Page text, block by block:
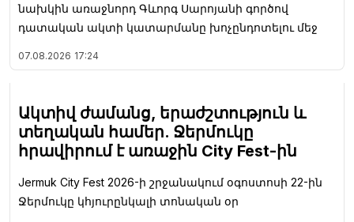
նախկին առաջնորդ Գևորգ Սարոյանի գործով
դատական ակտի կատարմանը խոչընդոտելու մեջ
07.08.2026 17:24
Ակտիվ ժամանց, երաժշտություն և
տեղական համեր. Ջերմուկը
հրավիրում է առաջին City Fest-ին
Jermuk City Fest 2026-ի շրջանակում օգոստոսի 22-ին
Ջերմուկը կհյուրընկալի տոնական օր